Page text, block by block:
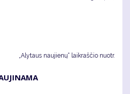
„Alytaus naujienų“ laikraščio nuotr.